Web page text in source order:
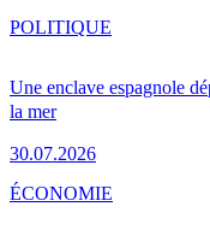
Une enclave espagnole
la mer
30.07.2026
POLITIQUE
ÉCONOMIE